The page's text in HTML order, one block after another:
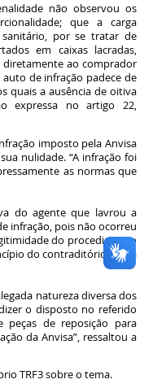
não observou os
que a carga
por se tratar de
em caixas lacradas,
ao comprador
de infração padece de
quais a ausência de oitiva
expressa no artigo 22,
imposto pela Anvisa
nulidade. “A infração foi
as normas que
do agente que lavrou a
infração, pois não ocorreu
do procedimento
do contraditório ou da
natureza diversa dos
o disposto no referido
de reposição para
da Anvisa”, ressaltou a
TRF3 sobre o tema.